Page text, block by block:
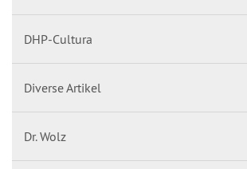
DHP-Cultura
Diverse Artikel
Dr. Wolz